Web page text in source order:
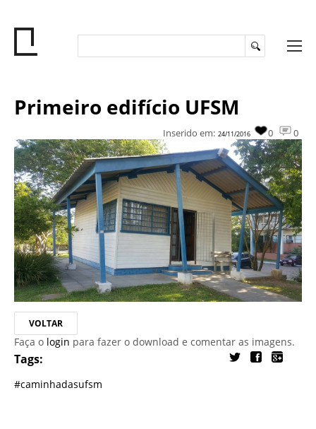
Primeiro edifício UFSM
0
0
Inserido em: 24/11/2016
VOLTAR
Faça o login para fazer o download e comentar as imagens.
Tags:
#caminhadasufsm